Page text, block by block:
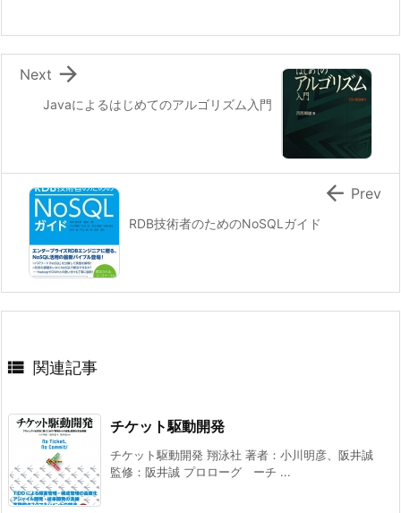
Javaによるはじめてのアルゴリズム入門

Next
RDB技術者のためのNoSQLガイド
 Prev
 関連記事
チケット駆動開発
チケット駆動開発 翔泳社 著者：小川明彦、阪井誠
監修：阪井誠 プロローグ ーチ ...